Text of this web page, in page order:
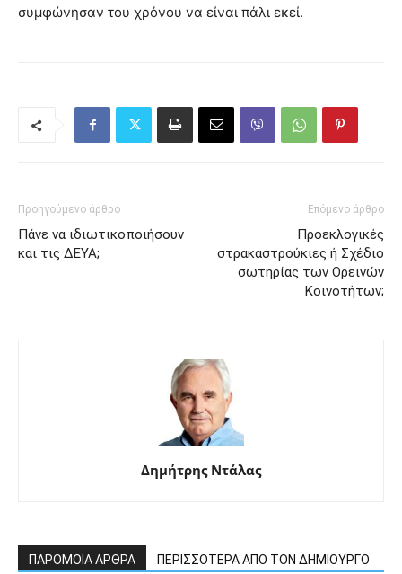
συμφώνησαν του χρόνου να είναι πάλι εκεί.
Προηγούμενο άρθρο
Πάνε να ιδιωτικοποιήσουν
και τις ΔΕΥΑ;
Επόμενο άρθρο
Προεκλογικές
στρακαστρούκιες ή Σχέδιο
σωτηρίας των Ορεινών
Κοινοτήτων;
Δημήτρης Ντάλας
ΠΑΡΟΜΟΙΑ ΑΡΘΡΑ ΠΕΡΙΣΣΟΤΕΡΑ ΑΠΟ ΤΟΝ ΔΗΜΙΟΥΡΓΟ